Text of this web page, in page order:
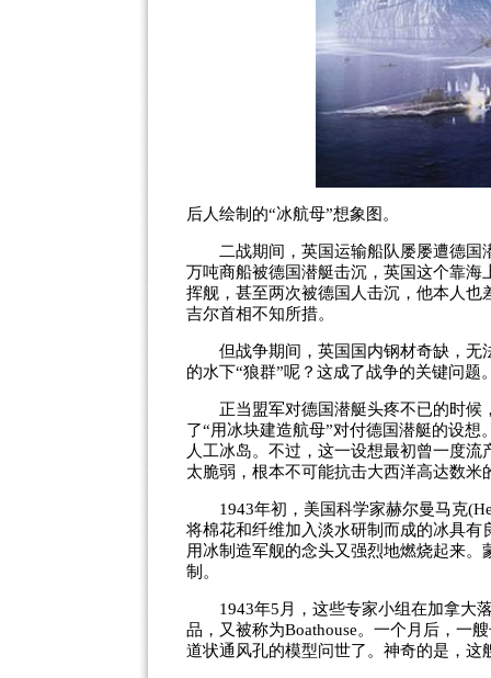
后人绘制的“冰航母”想象图。
二战期间，英国运输船队屡屡遭德国
万吨商船被德国潜艇击沉，英国这个靠
挥舰，甚至两次被德国人击沉，他本人
吉尔首相不知所措。
但战争期间，英国国内钢材奇缺，无
的水下“狼群”呢？这成了战争的关键问题
正当盟军对德国潜艇头疼不已的时候
了“用冰块建造航母”对付德国潜艇的设
人工冰岛。不过，这一设想最初曾一度
太脆弱，根本不可能抗击大西洋高达数米
1943年初，美国科学家赫尔曼马克
将棉花和纤维加入淡水研制而成的冰具
用冰制造军舰的念头又强烈地燃烧起来
制。
1943年5月，这些专家小组在加拿大落
品，又被称为Boathouse。一个月后，一
道状通风孔的模型问世了。神奇的是，这